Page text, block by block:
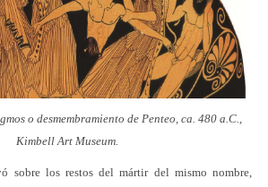
o desmembramiento de Penteo, ca. 480 a.C.,
Kimbell Art Museum.
sobre los restos del mártir del mismo nombre,